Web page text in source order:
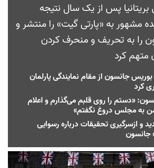
بریتانیا پس از یک سال نتیجه
مشهور به «پارتی گیت» را منتشر و
را به تحریف و منحرف کردن
متهم کرد
جانسون از مقام نمایندگی پارلمان
کرد
«دستم را روی قلبم می‌گذارم و اعلام
به مجلس دروغ نگفتم»
و ازسرگیری تحقیقات درباره رسوایی
جانسون